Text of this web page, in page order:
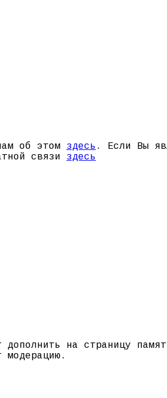
об этом здесь . Если Вы
связи здесь
на страницу
модерацию.